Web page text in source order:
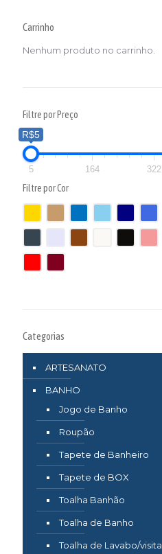
Carrinho
Nenhum produto no carrinho.
Filtre por Preço
R$5
5 164 322
Filtre por Cor
Categorias
ARTESANATO
BANHO
Jogo de Banho
Roupão
Tapete de Banheiro
Tapete de BOX
Toalha Banhão
Toalha de Banho
Toalha de Lavabo/visita